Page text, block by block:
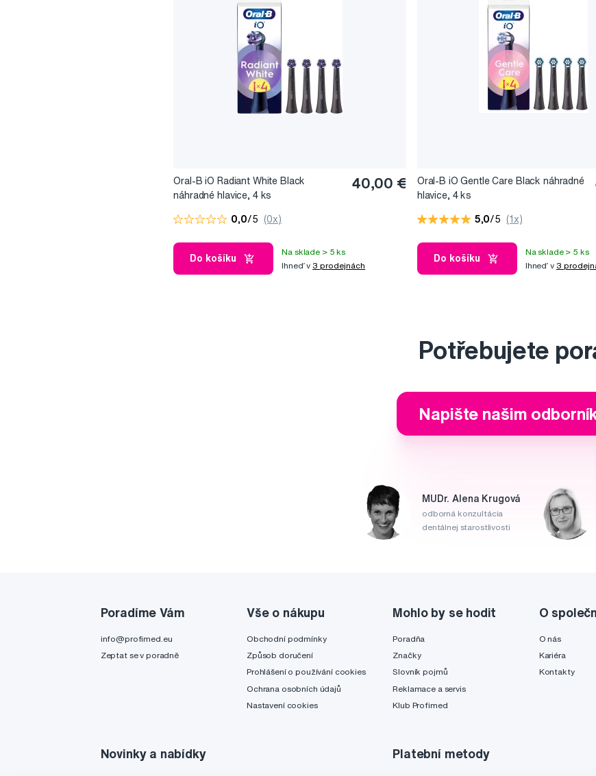
Oral-B iO Radiant White Black
náhradné hlavice, 4 ks
40,00 €
0,0/5 (0x)
Do košíku
Na sklade > 5 ks
Ihneď v 3 prodejnách
Oral-B iO Gentle Care Black náhradné
hlavice, 4 ks
5,0/5 (1x)
Do košíku
Na sklade > 5 ks
Ihneď v 3
Potřebujete
Napište našim
MUDr. Alena Krugová
odborná konzultácia
dentálnej starostlivosti
Poradíme Vám
info@profimed.eu
Zeptat se v poradně
Vše o nákupu
Obchodní podmínky
Způsob doručení
Prohlášení o používání cookies
Ochrana osobních údajů
Nastavení cookies
Mohlo by se hodit
Poradňa
Značky
Slovník pojmů
Reklamace a servis
Klub Profimed
O
O nás
Kariéra
Kontakty
Novinky a nabídky Platební metody